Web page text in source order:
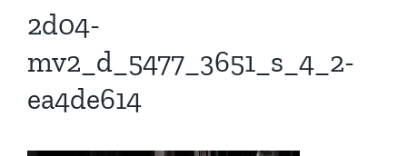
2d04-
mv2_d_5477_3651_s_4_2-
ea4de614